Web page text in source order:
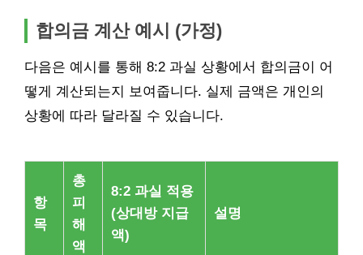
합의금 계산 예시 (가정)
다음은 예시를 통해 8:2 과실 상황에서 합의금이 어
떻게 계산되는지 보여줍니다. 실제 금액은 개인의
상황에 따라 달라질 수 있습니다.
항
목
총
피
해
액
8:2 과실 적용
(상대방 지급
액)
설명